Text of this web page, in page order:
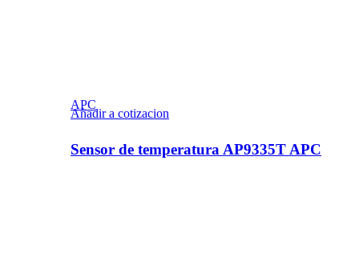
APC
Añadir a cotizacion
Sensor de temperatura AP9335T APC